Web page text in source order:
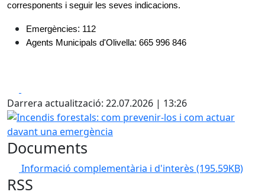
corresponents i seguir les seves indicacions.
Emergències: 112
Agents Municipals d'Olivella: 665 996 846
Darrera actualització: 22.07.2026 | 13:26
Incendis forestals: com prevenir-los i com actuar davant
Documents
Informació complementària i d'interès (195.59KB)
RSS